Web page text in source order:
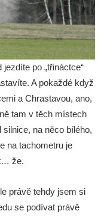
po „třináctce“
A pokaždé když
a Chrastavou, ano,
tam v těch místech
na něco bílého,
na tachometru je
že.
právě tehdy jsem si
se podívat právě